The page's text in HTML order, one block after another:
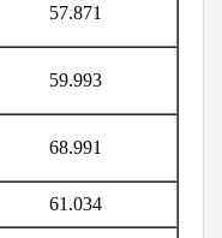
57.871
59.993
68.991
61.034